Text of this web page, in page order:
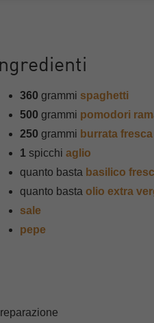
360 grammi spaghetti
500 grammi pomodori
250 grammi burrata fresca
1 spicchi aglio
quanto basta basilico
quanto basta olio extra
sale
pepe